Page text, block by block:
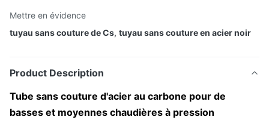
Mettre en évidence
tuyau sans couture de Cs, tuyau sans couture en acier noir
Product Description
Tube sans couture d'acier au carbone pour de
basses et moyennes chaudières à pression